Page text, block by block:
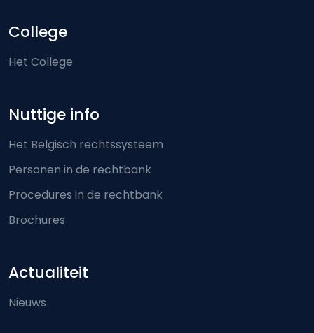
College
Het College
Nuttige info
Het Belgisch rechtssysteem
Personen in de rechtbank
Procedures in de rechtbank
Brochures
Actualiteit
Nieuws